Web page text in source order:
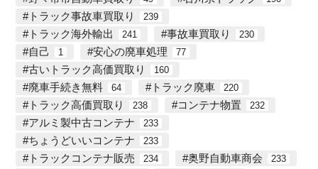
トラック事故車買取り 239
トラック海外輸出 241 事故車買取り 230
自己 1 安心の廃車処理 77
古いトラック高価買取り 160
廃車手続き無料 64 トラック廃車 220
トラック高価買取り 238 コンテナ物置 232
アルミ製中古コンテナ 233
ちょうどいいコンテナ 233
トラックコンテナ販売 234 奥野自動車商会 233